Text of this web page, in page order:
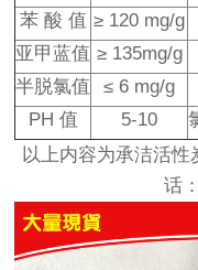
苯 酸 值 ≥ 120 mg/g
亚甲蓝值 ≥ 135mg/g
半脱氯值
≤ 6 mg/g
PH 值
5-10
以上内容为承洁活
话